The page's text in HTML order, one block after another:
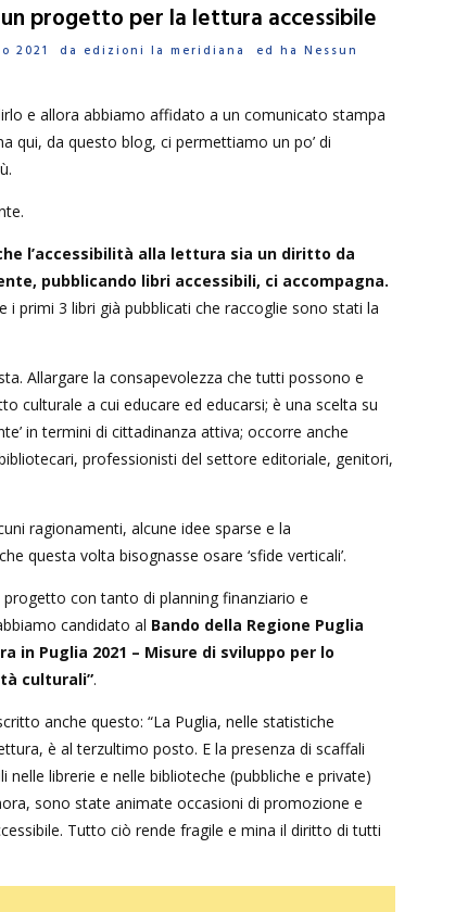
progetto per la lettura accessibile
2021 da edizioni la meridiana ed ha Nessun
e allora abbiamo affidato a un comunicato stampa
qui, da questo blog, ci permettiamo un po’ di
l’accessibilità alla lettura sia un diritto da
pubblicando libri accessibili, ci accompagna.
e i primi 3 libri già pubblicati che raccoglie sono stati la
Allargare la consapevolezza che tutti possono e
culturale a cui educare ed educarsi; è una scelta su
in termini di cittadinanza attiva; occorre anche
professionisti del settore editoriale, genitori,
ragionamenti, alcune idee sparse e la
questa volta bisognasse osare ‘sfide verticali’.
con tanto di planning finanziario e
candidato al Bando della Regione Puglia
in Puglia 2021 – Misure di sviluppo per lo
culturali”.
anche questo: “La Puglia, nelle statistiche
è al terzultimo posto. E la presenza di scaffali
nelle librerie e nelle biblioteche (pubbliche e private)
sono state animate occasioni di promozione e
Tutto ciò rende fragile e mina il diritto di tutti